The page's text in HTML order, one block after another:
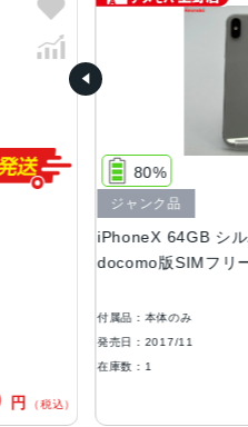
容
64GB
サイ
5.8インチ(2436ｘ
アウ
円（税込）
iPhoneX 64GB シル
docomo版SIMフリ
80%
ジャンク品
付属品：本体のみ
発売日：2017/11
在庫数：1